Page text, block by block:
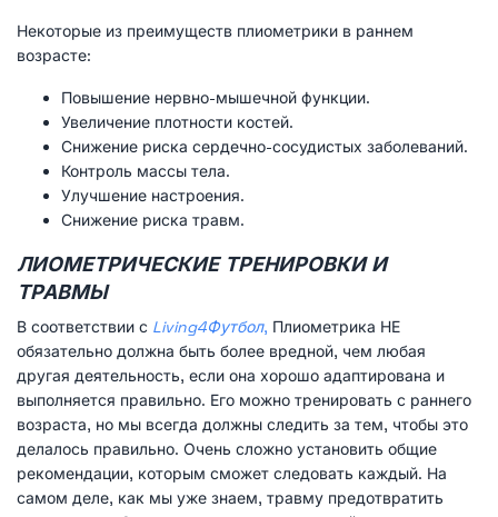
Некоторые из преимуществ плиометрики в раннем
возрасте:
Повышение нервно-мышечной функции.
Увеличение плотности костей.
Снижение риска сердечно-сосудистых заболеваний.
Контроль массы тела.
Улучшение настроения.
Снижение риска травм.
ЛИОМЕТРИЧЕСКИЕ ТРЕНИРОВКИ И
ТРАВМЫ
В соответствии с Living4Футбол, Плиометрика НЕ ​​
обязательно должна быть более вредной, чем любая
другая деятельность, если она хорошо адаптирована и
выполняется правильно. Его можно тренировать с раннего
возраста, но мы всегда должны следить за тем, чтобы это
делалось правильно. Очень сложно установить общие
рекомендации, которым сможет следовать каждый. На
самом деле, как мы уже знаем, травму предотвратить